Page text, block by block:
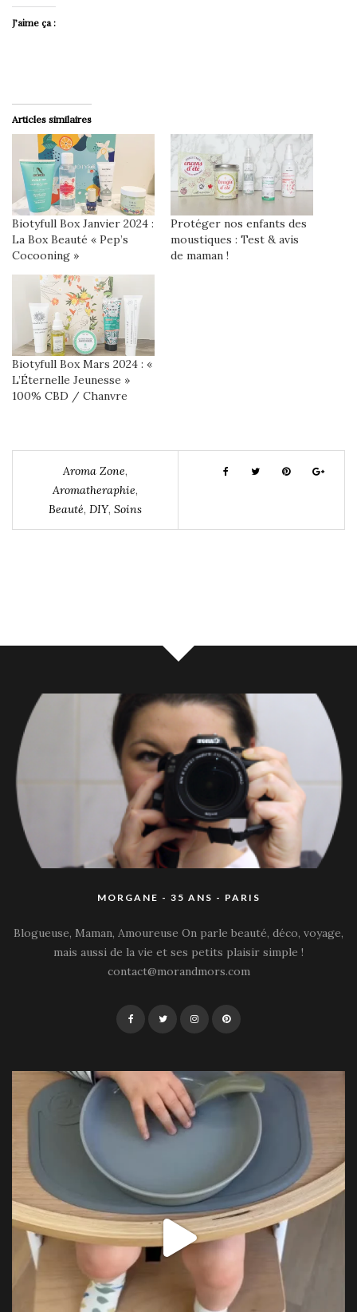
J’aime ça :
Articles similaires
Biotyfull Box Janvier 2024 :
La Box Beauté « Pep’s
Cocooning »
Protéger nos enfants des
moustiques : Test & avis
de maman !
Biotyfull Box Mars 2024 : «
L’Éternelle Jeunesse »
100% CBD / Chanvre
Aroma Zone,
Aromatheraphie,
Beauté, DIY, Soins
MORGANE - 35 ANS - PARIS
Blogueuse, Maman, Amoureuse On parle beauté, déco, voyage,
mais aussi de la vie et ses petits plaisir simple !
contact@morandmors.com